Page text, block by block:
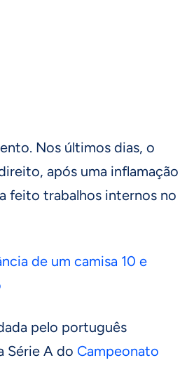
Nos últimos dias, o
após uma inflamação
feito trabalhos internos no
de um camisa 10 e
pelo português
Série A do Campeonato